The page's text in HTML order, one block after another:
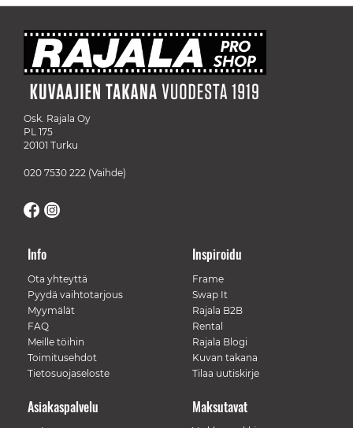
Osk. Rajala Oy
PL 175
20101 Turku
020 7530 222 (Vaihde)
Info
Ota yhteyttä
Pyydä vaihtotarjous
Myymälät
FAQ
Meille töihin
Toimitusehdot
Tietosuojaseloste
Inspiroidu
Frame
Swap It
Rajala B2B
Rental
Rajala Blogi
Kuvan takana
Tilaa uutiskirje
Maksutavat
Asiakaspalvelu